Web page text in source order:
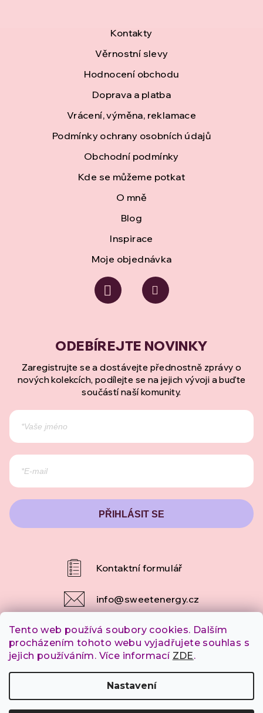
Tento web používá soubory cookies. Dalším
procházením tohoto webu vyjadřujete souhlas s
jejich používáním. Více informací ZDE.
Nastavení
Kontakty
Věrnostní slevy
Hodnocení obchodu
Doprava a platba
Vrácení, výměna, reklamace
Podmínky ochrany osobních údajů
Obchodní podmínky
Kde se můžeme potkat
O mně
Blog
Inspirace
Moje objednávka
Zaregistrujte se a dostávejte přednostně zprávy o
nových kolekcích, podílejte se na jejich vývoji a buďte
součástí naší komunity.
PŘIHLÁSIT SE
info@sweetenergy.cz
+420 607 253 790
SweetEnergy.cz
vyhrazena.